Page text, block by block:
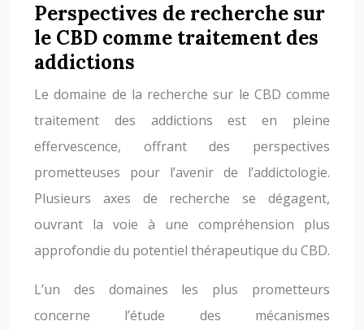
Perspectives de recherche sur
le CBD comme traitement des
addictions
Le domaine de la recherche sur le CBD comme
traitement des addictions est en pleine
effervescence, offrant des perspectives
prometteuses pour l’avenir de l’addictologie.
Plusieurs axes de recherche se dégagent,
ouvrant la voie à une compréhension plus
approfondie du potentiel thérapeutique du CBD.
L’un des domaines les plus prometteurs
concerne l’étude des mécanismes